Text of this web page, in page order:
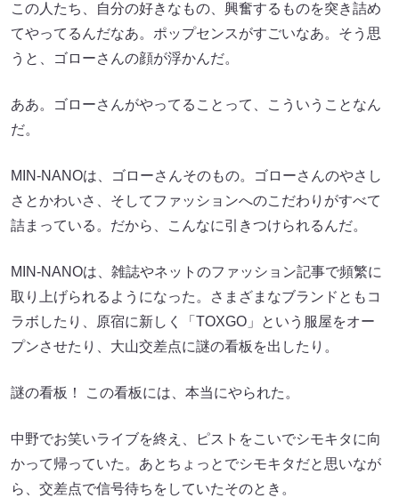
この人たち、自分の好きなもの、興奮するものを突き詰め
てやってるんだなあ。ポップセンスがすごいなあ。そう思
うと、ゴローさんの顔が浮かんだ。
ああ。ゴローさんがやってることって、こういうことなん
だ。
MIN-NANOは、ゴローさんそのもの。ゴローさんのやさし
さとかわいさ、そしてファッションへのこだわりがすべて
詰まっている。だから、こんなに引きつけられるんだ。
MIN-NANOは、雑誌やネットのファッション記事で頻繁に
取り上げられるようになった。さまざまなブランドともコ
ラボしたり、原宿に新しく「TOXGO」という服屋をオー
プンさせたり、大山交差点に謎の看板を出したり。
謎の看板！ この看板には、本当にやられた。
中野でお笑いライブを終え、ピストをこいでシモキタに向
かって帰っていた。あとちょっとでシモキタだと思いなが
ら、交差点で信号待ちをしていたそのとき。